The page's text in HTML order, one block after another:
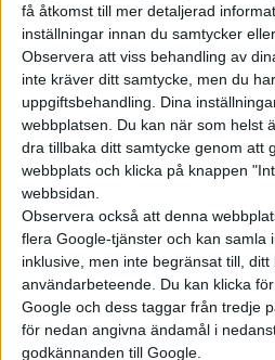
få åtkomst till mer detaljerad
inställningar innan du samtycker
Observera att viss behandling av
inte kräver ditt samtycke, men du
uppgiftsbehandling. Dina
webbplatsen. Du kan när som helst
dra tillbaka ditt samtycke genom att
webbplats och klicka på knappen
webbsidan.
Observera också att denna
flera Google-tjänster och kan samla
inklusive, men inte begränsat till, ditt
användarbeteende. Du kan klicka
Google och dess taggar från tredje
för nedan angivna ändamål i
godkännanden till Google.
Mest lästa
Elbilens
Håll dig uppdaterad om de